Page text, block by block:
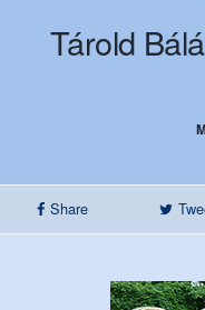
Tárold
Share